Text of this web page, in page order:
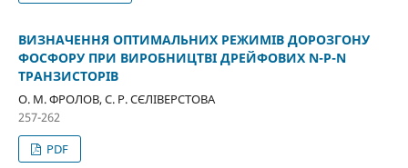
ВИЗНАЧЕННЯ ОПТИМАЛЬНИХ РЕЖИМІВ ДОРОЗГОНУ
ФОСФОРУ ПРИ ВИРОБНИЦТВІ ДРЕЙФОВИХ N-P-N
ТРАНЗИСТОРІВ
О. М. ФРОЛОВ, С. Р. СЄЛІВЕРСТОВА
257-262
PDF